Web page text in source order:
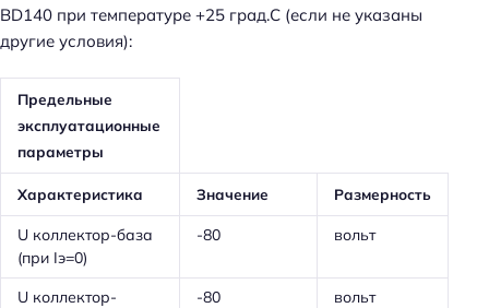
BD140 при температуре +25 град.С (если не указаны
другие условия):
Предельные
эксплуатационные
параметры
Характеристика Значение Размерность
U коллектор-база
(при Iэ=0)
-80 вольт
U коллектор-
-80 вольт